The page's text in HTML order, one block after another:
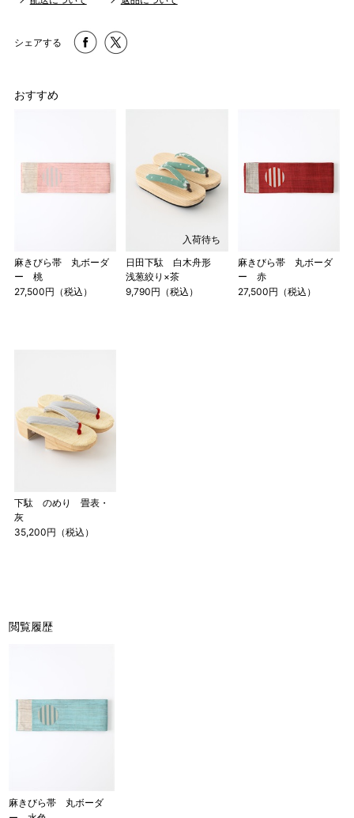
シェアする
おすすめ
麻きびら帯 丸ボーダ
ー 桃
27,500円（税込）
入荷待ち
日田下駄 白木舟形
浅葱絞り×茶
9,790円（税込）
麻きびら帯 丸ボーダ
ー 赤
27,500円（税込）
下駄 のめり 畳表・
灰
35,200円（税込）
閲覧履歴
麻きびら帯 丸ボーダ